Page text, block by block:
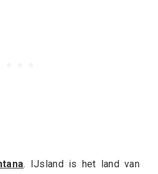
. IJsland is het land van